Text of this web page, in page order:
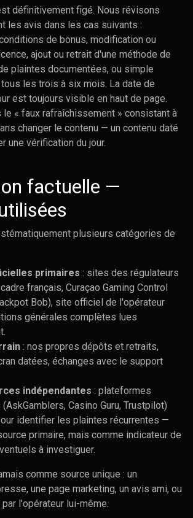
définitivement figé. Nous révisons
les avis dans les cas suivants :
de bonus, modification ou
ajout ou retrait d'une méthode de
plaintes documentées, ou simple
les trois à six mois. La date de
est toujours visible en haut de page.
« faux rafraîchissement » consistant à
changer le contenu — un contenu daté
une vérification du jour.
factuelle —
plusieurs catégories de
primaires : sites des régulateurs
français, Curaçao Gaming Control
Bob), site officiel de l'opérateur
générales complètes lues
: nos propres dépôts et retraits,
datées, échanges avec le support
indépendantes : plateformes
Casino Guru, Trustpilot)
identifier les plaintes récurrentes —
primaire, mais comme indicateur de
à investiguer.
comme source unique : un
une page marketing, un avis ami, ou
l'opérateur lui-même.